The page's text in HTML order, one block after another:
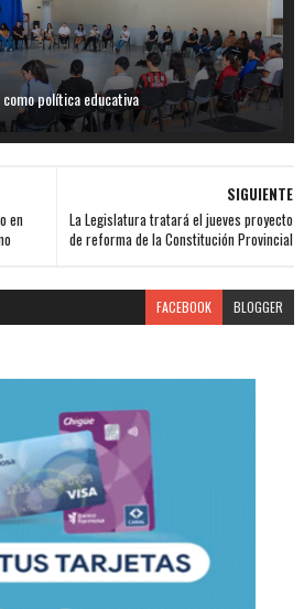
política educativa
SIGUIENTE
La Legislatura tratará el jueves proyecto
de reforma de la Constitución Provincial
en
FACEBOOK BLOGGER